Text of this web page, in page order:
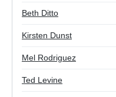
Beth Ditto
Kirsten Dunst
Mel Rodriguez
Ted Levine